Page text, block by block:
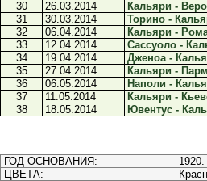
30
26.03.2014
Кальяри -
31
30.03.2014
Торино -
32
06.04.2014
Кальяри -
33
12.04.2014
Сассуоло -
34
19.04.2014
Дженоа -
35
27.04.2014
Кальяри -
36
06.05.2014
Наполи -
37
11.05.2014
Кальяри -
38
18.05.2014 Ювентус -
ГОД ОСНОВАНИЯ:
1920.
ЦВЕТА: